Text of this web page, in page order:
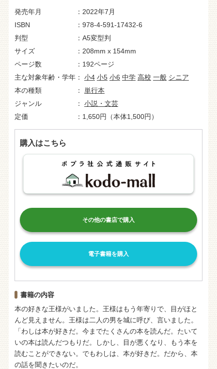
発売年月
2022年7月
ISBN
978-4-591-17432-6
判型
A5変型判
サイズ
208mm x 154mm
ページ数
192ページ
主な対象年齢・学年
小4 小5 小6 中学 高校 一般 シニア
本の種類
単行本
ジャンル
小説・文芸
定価
1,650円（本体1,500円）
購入はこちら
その他の書店で購入
電子書籍を購入
書籍の内容
本の好きな王様がいました。王様はもう年寄りで、目がほと
んど見えません。王様は二人の男を城に呼び、言いました。
「わしは本が好きだ。今までたくさんの本を読んだ。たいて
いの本は読んだつもりだ。しかし、目が悪くなり、もう本を
読むことができない。でもわしは、本が好きだ。だから、本
の話を聞きたいのだ。